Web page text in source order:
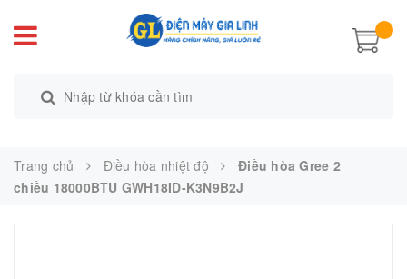
Trang chủ Điều hòa nhiệt độ
Điều hòa Gree 2
chiều 18000BTU GWH18ID-K3N9B2J